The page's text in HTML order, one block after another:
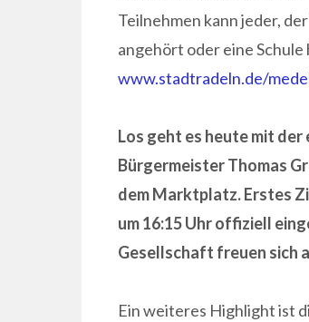
Teilnehmen kann jeder,
angehört oder eine
www.stadtradeln.de/
Los geht es heute mit
Bürgermeister Thomas
dem Marktplatz. Erstes
um 16:15 Uhr offiziell
Gesellschaft freuen sich
Ein weiteres Highlight ist